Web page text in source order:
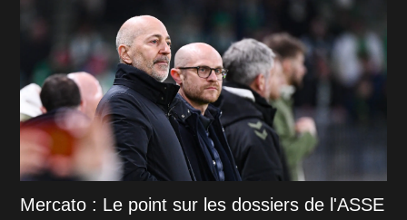
Mercato : Le point sur les dossiers de l'ASSE